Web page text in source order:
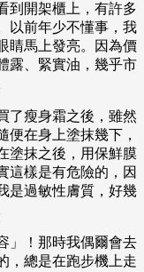
到開架櫃上，有許多
以前年少不懂事，我
睛馬上發亮。因為價
露、緊實油，幾乎市
了瘦身霜之後，雖然
便在身上塗抹幾下，
塗抹之後，用保鮮膜
這樣是有危險的，因
是過敏性膚質，好幾
」！那時我偶爾會去
，總是在跑步機上走